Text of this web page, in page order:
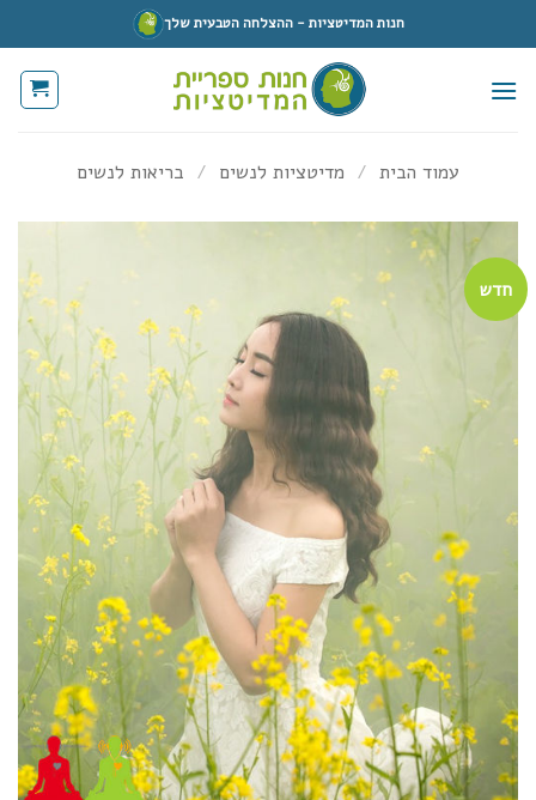
to
חנות המדיטציות - ההצלחה הטבעית שלך
עמוד הבית / מדיטציות לנשים / בריאות לנשים
חדש